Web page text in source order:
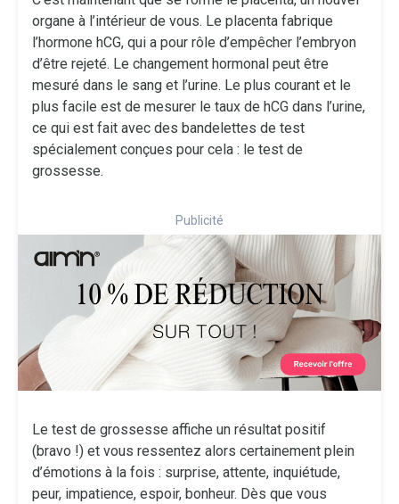
organe à l’intérieur de vous. Le placenta fabrique
l’hormone hCG, qui a pour rôle d’empêcher l’embryon
d’être rejeté. Le changement hormonal peut être
mesuré dans le sang et l’urine. Le plus courant et le
plus facile est de mesurer le taux de hCG dans l’urine,
ce qui est fait avec des bandelettes de test
spécialement conçues pour cela : le test de
grossesse.
Publicité
Le test de grossesse affiche un résultat positif
(bravo !) et vous ressentez alors certainement plein
d’émotions à la fois : surprise, attente, inquiétude,
peur, impatience, espoir, bonheur. Dès que vous